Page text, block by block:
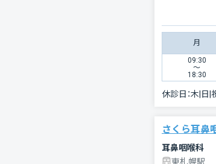
月
09:30
〜
18:30
休診日：木|日|
さくら耳鼻
耳鼻咽喉科
東札幌駅